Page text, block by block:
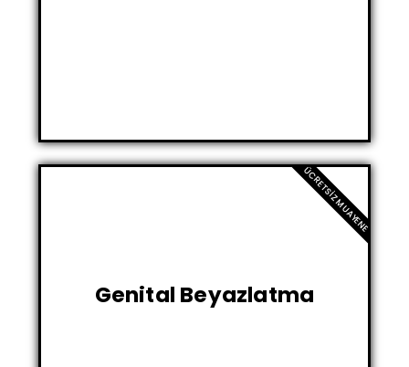
Genital Beyazlatma
ÜCRETSIZ MUAYENE